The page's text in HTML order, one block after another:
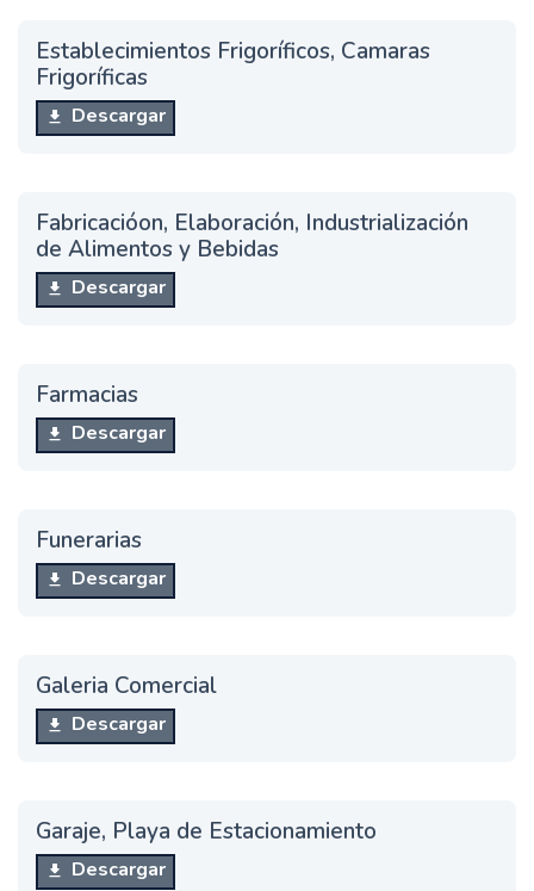
Establecimientos Frigoríficos, Camaras
Frigoríficas
Descargar
Fabricacióon, Elaboración, Industrialización
de Alimentos y Bebidas
Descargar
Farmacias
Descargar
Funerarias
Descargar
Galeria Comercial
Descargar
Garaje, Playa de Estacionamiento
Descargar